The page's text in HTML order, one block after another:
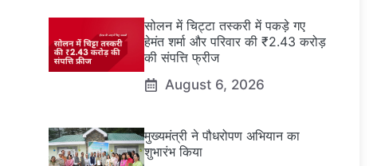
सोलन में चिट्टा तस्करी में पकड़े गए
हेमंत शर्मा और परिवार की ₹2.43 करोड़
की संपत्ति फ्रीज
August 6, 2026
मुख्यमंत्री ने पौधरोपण अभियान का
शुभारंभ किया